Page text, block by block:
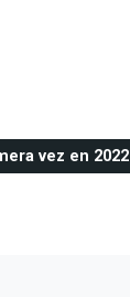
vez en 2022